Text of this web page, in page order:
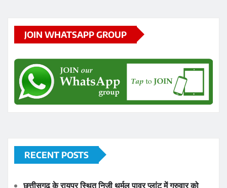
RECENT POSTS
टॉयलेट में फांसी लगाकर आत्महत्या कर ली
जगदलपुर: प्राकृतिक आपदा से पीड़ित 2 परिवारों के लिए 8 लाख
रुपये की सहायता राशि स्वीकृत, कलेक्टर आकाश छिकारा ने दिए